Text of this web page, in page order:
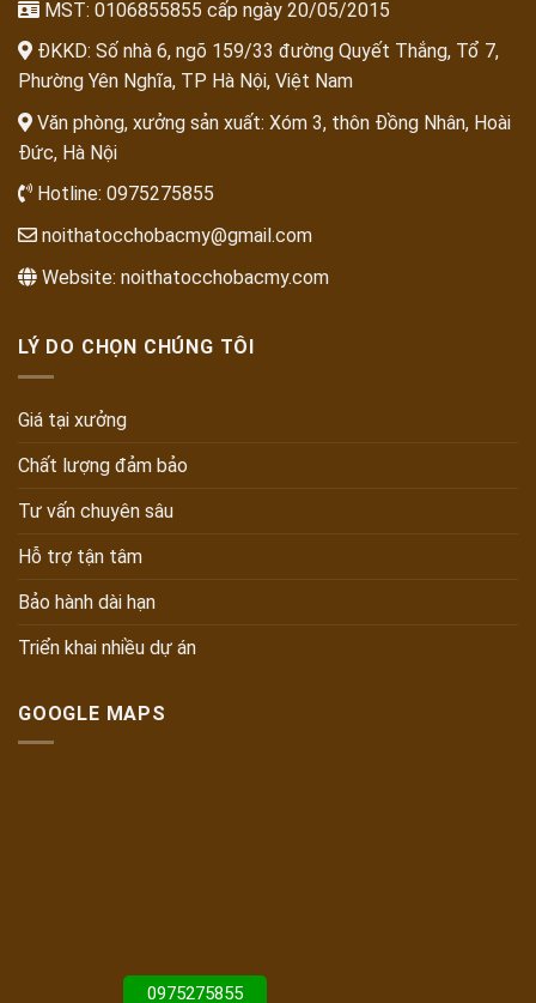
MST: 0106855855 cấp ngày 20/05/2015
ĐKKD: Số nhà 6, ngõ 159/33 đường Quyết Thắng, Tổ 7,
Phường Yên Nghĩa, TP Hà Nội, Việt Nam
Văn phòng, xưởng sản xuất: Xóm 3, thôn Đồng Nhân, Hoài
Đức, Hà Nội
Hotline: 0975275855
noithatocchobacmy@gmail.com
Website: noithatocchobacmy.com
LÝ DO CHỌN CHÚNG TÔI
Giá tại xưởng
Chất lượng đảm bảo
Tư vấn chuyên sâu
Hỗ trợ tận tâm
Bảo hành dài hạn
Triển khai nhiều dự án
GOOGLE MAPS
0975275855